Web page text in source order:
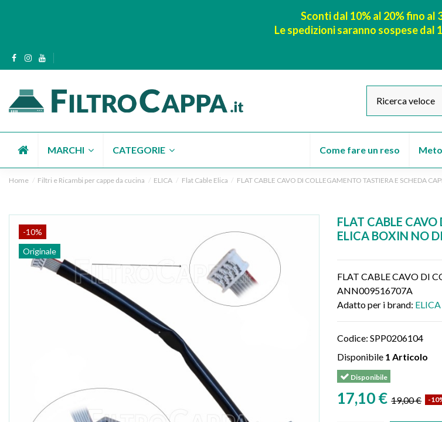
Sconti dal 10% al 20% fino al
Le spedizioni saranno sospese dal
MARCHI CATEGORIE Come fare un reso
Home Filtri e Ricambi per cappe da cucina ELICA Flat Cable Elica FLAT CABLE CAVO DI COLLEGAMENTO TASTIERA E SCHEDA
-10%
Originale
FLAT CABLE
ELICA BOXIN NO
FLAT CABLE CAVO DI
ANN009516707A
Adatto per i brand: ELICA
Codice: SPP0206104
Disponibile 1 Articolo
Disponibile
17,10 € 19,00 € -